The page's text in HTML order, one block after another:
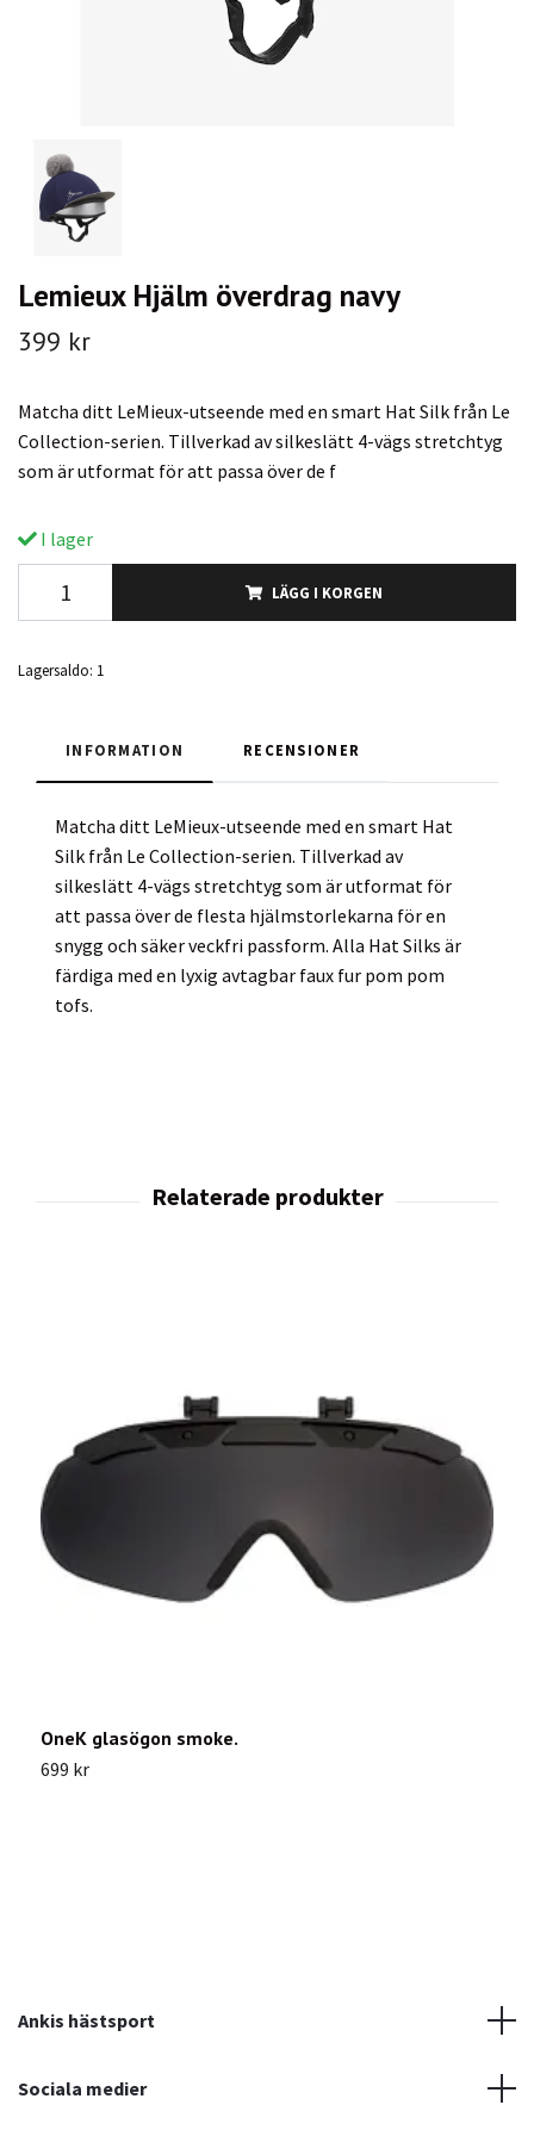
Lemieux Hjälm överdrag navy
399 kr
Matcha ditt LeMieux-utseende med en smart Hat Silk från Le
Collection-serien. Tillverkad av silkeslätt 4-vägs stretchtyg
som är utformat för att passa över de f
I lager
LÄGG I KORGEN
Lagersaldo: 1
INFORMATION RECENSIONER
Matcha ditt LeMieux-utseende med en smart Hat
Silk från Le Collection-serien. Tillverkad av
silkeslätt 4-vägs stretchtyg som är utformat för
att passa över de flesta hjälmstorlekarna för en
snygg och säker veckfri passform. Alla Hat Silks är
färdiga med en lyxig avtagbar faux fur pom pom
tofs.
OneK glasögon smoke.
699 kr
Ankis hästsport
Sociala medier